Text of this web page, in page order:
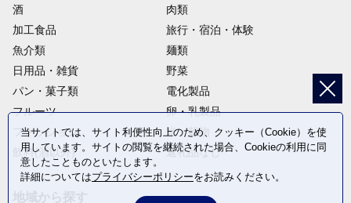
酒
肉類
加工食品
旅行・宿泊・体験
魚介類
麺類
日用品・雑貨
野菜
パン・菓子類
電化製品
フルーツ
卵・乳製品
ファッション
米・穀物
飲料(酒以外)
返礼品なし
当サイトでは、サイト利便性向上のため、クッキー（Cookie）を使
用しています。サイトの閲覧を継続された場合、Cookieの利用に同
意したことものといたします。
詳細についてはプライバシーポリシーをお読みください。